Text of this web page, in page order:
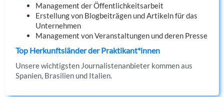
Management der Öffentlichkeitsarbeit
Erstellung von Blogbeiträgen und Artikeln für das
Unternehmen
Management von Veranstaltungen und deren Presse
Top Herkunftsländer der Praktikant*innen
Unsere wichtigsten Journalistenanbieter kommen aus
Spanien, Brasilien und Italien.